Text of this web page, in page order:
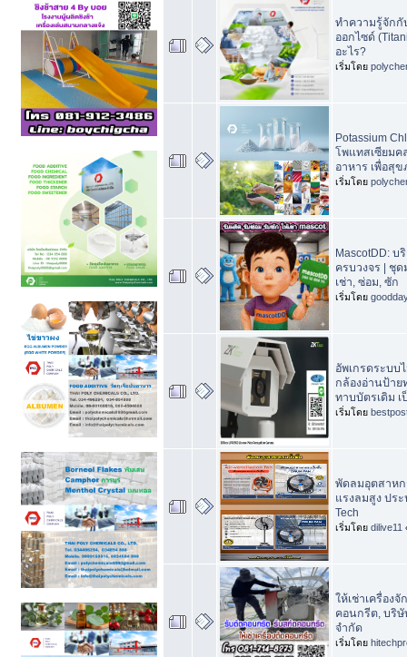
ทำความรู้จักกั
ออกไซด์
อะไร?
เริ่มโดย
Potassium
โพแทสเซียมค
อาหาร เพื่อสุข
เริ่มโดย
MascotDD: บ
ครบวงจร | ชุ
เช่า, ซ่อม, ซัก
เริ่มโดย
อัพเกรดระบบ
กล้องอ่านป้าย
ทาบบัตรเดิม เ
เริ่มโดย
พัดลมอุตสาห
แรงลมสูง ประ
Tech
เริ่มโดย dilive11
ให้เช่าเครื่อง
คอนกรีต, บริษั
จำกัด
เริ่มโดย